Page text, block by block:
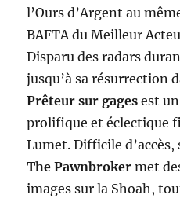
l’Ours d’Argent au
BAFTA du Meilleur
Disparu des radars
jusqu’à sa résurrection
Prêteur sur gagesest
prolifique et éclectique
Lumet. Difficile d’accès,
The Pawnbroker met
images sur la Shoah,